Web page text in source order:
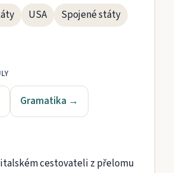
USA
Spojené státy
Gramatika →
cestovateli z přelomu